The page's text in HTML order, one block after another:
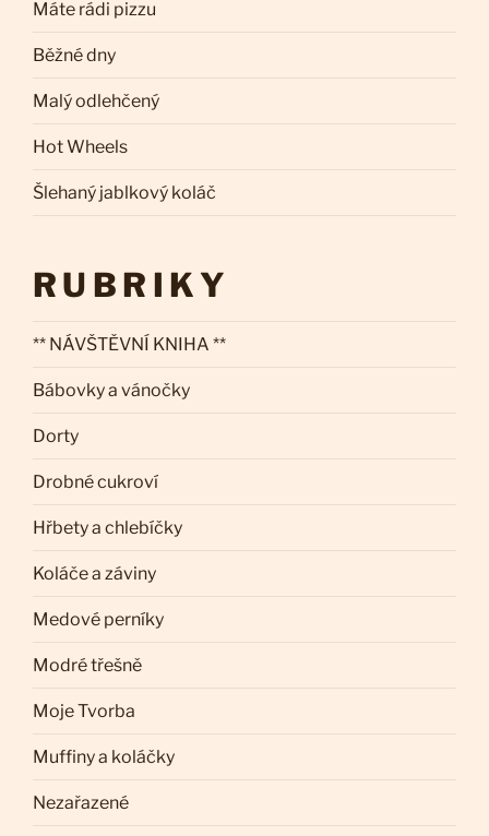
Máte rádi pizzu
Běžné dny
Malý odlehčený
Hot Wheels
Šlehaný jablkový koláč
RUBRIKY
** NÁVŠTĚVNÍ KNIHA **
Bábovky a vánočky
Dorty
Drobné cukroví
Hřbety a chlebíčky
Koláče a záviny
Medové perníky
Modré třešně
Moje Tvorba
Muffiny a koláčky
Nezařazené